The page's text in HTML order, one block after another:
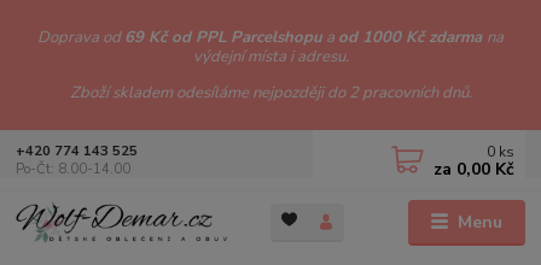
Doprava od69 Kč od PPL Parcelshopu a od 1000 Kč zdarma na
výdejní místa i adresu.
Zboží skladem odesíláme nejpozději do 2 pracovních dnů.
Menu
+420 774 143 525
Po-Čt: 8.00-14.00
0 ks
za 0,00 Kč